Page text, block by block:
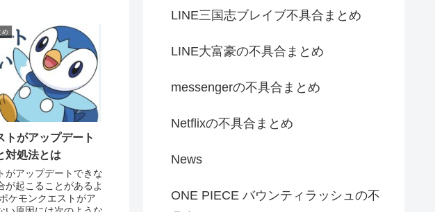
め
トがアップデート
対処法とは
がアップデートできな
が起こることがあるよ
ケモンクエストがア
LINE三国志ブレイブ不具合まとめ
LINE大富豪の不具合まとめ
messengerの不具合まとめ
Netflixの不具合まとめ
News
ONE PIECE バウンティラッシュの不